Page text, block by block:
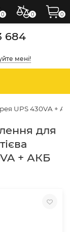
684
мені!
UPS 430VA +
для
+ АКБ
0 0 0